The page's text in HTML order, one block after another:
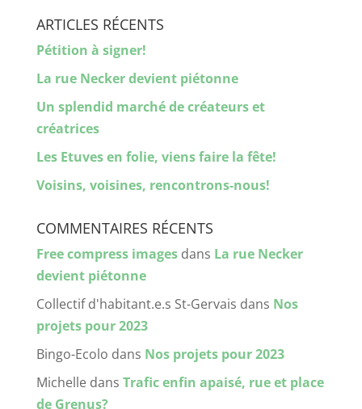
ARTICLES RÉCENTS
Pétition à signer!
La rue Necker devient piétonne
Un splendid marché de créateurs et
créatrices
Les Etuves en folie, viens faire la fête!
Voisins, voisines, rencontrons-nous!
COMMENTAIRES RÉCENTS
Free compress imagesdans La rue Necker
devient piétonne
Collectif d'habitant.e.s St-Gervais dans Nos
projets pour 2023
Bingo-Ecolo dans Nos projets pour 2023
Michelledans Trafic enfin apaisé, rue et place
de Grenus?